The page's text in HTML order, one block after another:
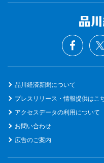
品川経済新聞について
プレスリリース・情報提供はこ
アクセスデータの利用について
お問い合わせ
広告のご案内